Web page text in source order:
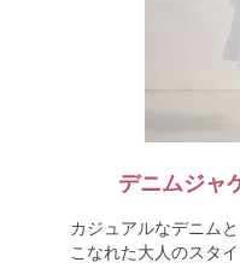
デニムジャ
カジュアルなデニム
こなれた大人のスタ